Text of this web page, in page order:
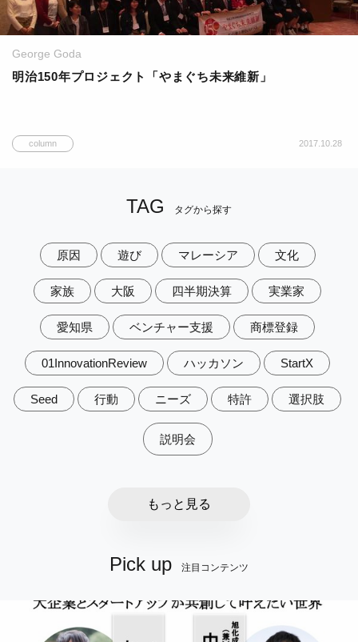
George Goda
明治150年プロジェクト「やまぐち未来維新」
column 2017.10.28
TAG タグから探す
原因 遊び マレーシア 文化
家族 大阪 四半期決算 実業家
愛知県 ベンチャー支援 商標登録
01InnovationReview ハッカソン StartX
Seed 行動 ニーズ 特許 選択肢
説明会
もっと見る
Pick up 注目コンテンツ